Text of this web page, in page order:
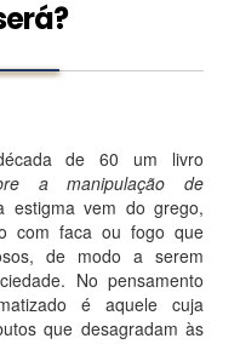
de 60 um livro
a manipulação de
estigma vem do grego,
com faca ou fogo que
de modo a serem
No pensamento
é aquele cuja
que desagradam às